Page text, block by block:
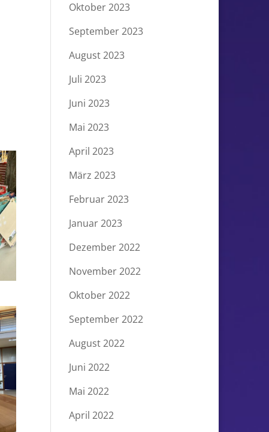
Oktober 2023
September 2023
August 2023
Juli 2023
Juni 2023
Mai 2023
April 2023
März 2023
Februar 2023
Januar 2023
Dezember 2022
November 2022
Oktober 2022
September 2022
August 2022
Juni 2022
Mai 2022
April 2022